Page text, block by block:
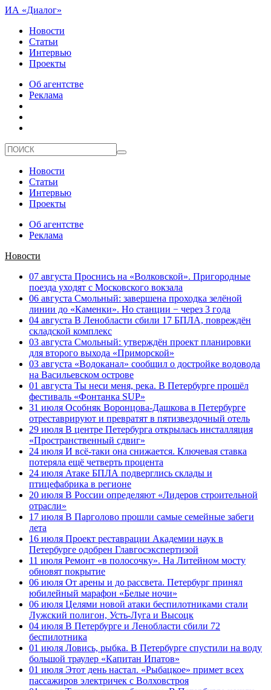
ИА «Диалог»
Новости
Статьи
Интервью
Проекты
Об агентстве
Реклама
Новости
Статьи
Интервью
Проекты
Об агентстве
Реклама
Новости
07 августа Проснись на «Волковской». Пригородные
поезда уходят с Московского вокзала
06 августа Смольный: завершена проходка зелёной
линии до «Каменки». Но станции − через 3 года
04 августа В Ленобласти сбили 17 БПЛА, повреждён
складской комплекс
03 августа Смольный: утверждён проект планировки
для второго выхода «Приморской»
03 августа «Водоканал» сообщил о достройке водовода
на Васильевском острове
01 августа Ты неси меня, река. В Петербурге прошёл
фестиваль «Фонтанка SUP»
31 июля Особняк Воронцова-Дашкова в Петербурге
отреставрируют и превратят в пятизвездочный отель
29 июля В центре Петербурга открылась инсталляция
«Пространственный сдвиг»
24 июля И всё-таки она снижается. Ключевая ставка
потеряла ещё четверть процента
24 июля Атаке БПЛА подверглись склады и
птицефабрика в регионе
20 июля В России определяют «Лидеров строительной
отрасли»
17 июля В Парголово прошли самые семейные забеги
лета
16 июля Проект реставрации Академии наук в
Петербурге одобрен Главгосэкспертизой
11 июля Ремонт «в полосочку». На Литейном мосту
обновят покрытие
06 июля От арены и до рассвета. Петербург принял
юбилейный марафон «Белые ночи»
06 июля Целями новой атаки беспилотниками стали
Лужский полигон, Усть-Луга и Высоцк
04 июля В Петербурге и Ленобласти сбили 72
беспилотника
01 июля Ловись, рыбка. В Петербурге спустили на воду
большой траулер «Капитан Ипатов»
01 июля Этот день настал. «Рыбацкое» примет всех
пассажиров электричек с Волховстроя